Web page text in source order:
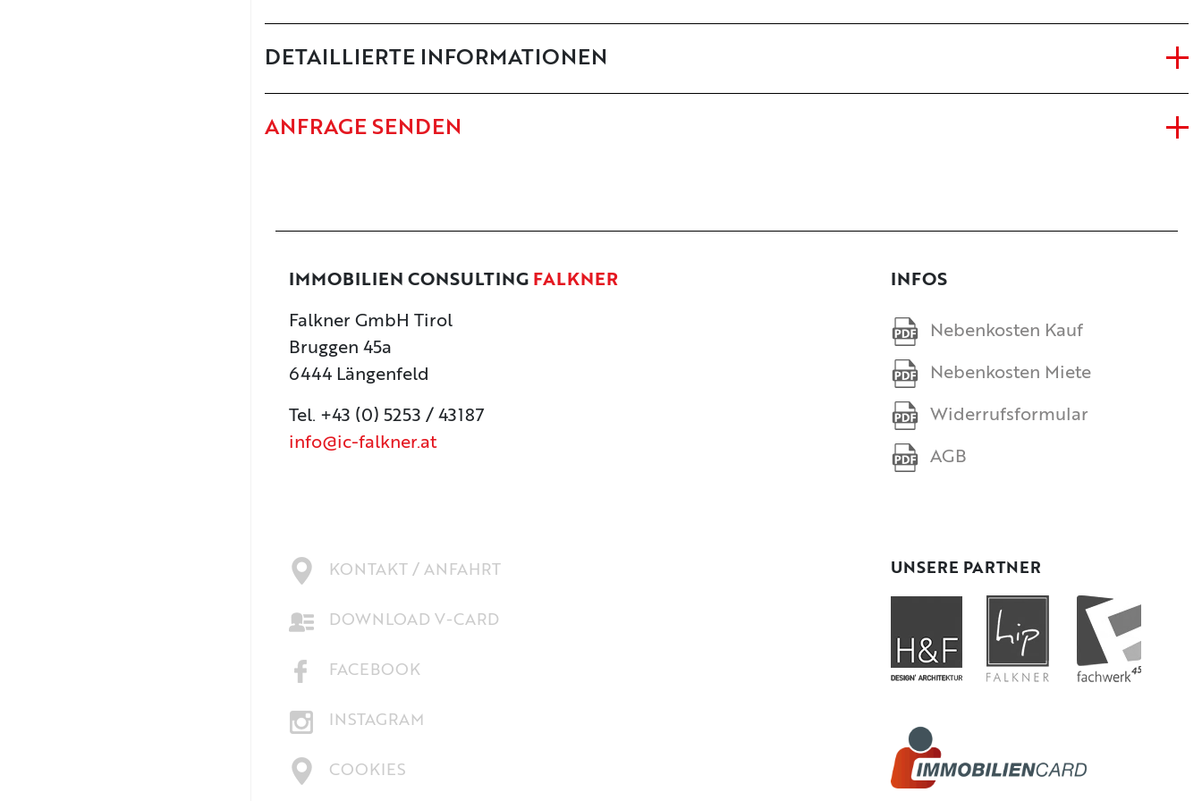
DETAILLIERTE INFORMATIONEN
ANFRAGE SENDEN
IMMOBILIEN CONSULTING FALKNER
Falkner GmbH Tirol
Bruggen 45a
6444 Längenfeld
Tel. +43 (0) 5253 / 43187
info@ic-falkner.at
INFOS
Nebenkosten Kauf
Nebenkosten Miete
Widerrufsformular
AGB
KONTAKT / ANFAHRT
DOWNLOAD V-CARD
FACEBOOK
INSTAGRAM
COOKIES
UNSERE PARTNER